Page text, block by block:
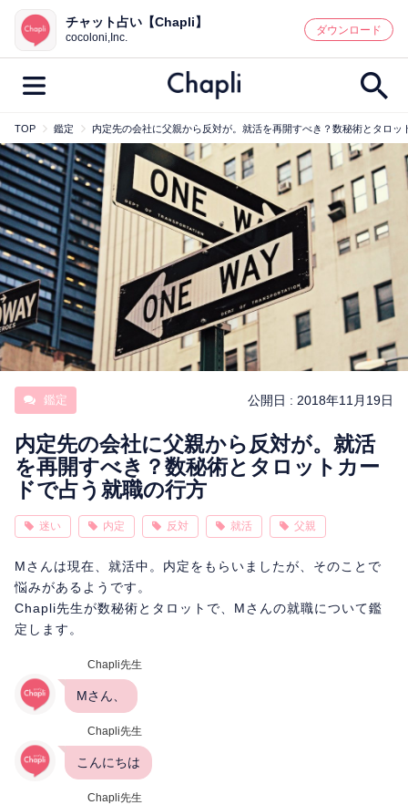
鑑定記事・占い師検索
最新記事一覧
人気記事一覧
カテゴリー別
鑑定 占い師 キャンペーン
キーワード別
彼の気持ち 恋の行方 時期
今週の運勢 彼氏 片思い 結婚
相性
チャット占い【Chapli】
cocoloni,Inc.
ダウンロード
TOP 鑑定 内定先の会社に父親から反対が。就活を再開すべき？数秘術とタロッ
鑑定 公開日 : 2018年11月19日
内定先の会社に父親から反対が。就活
を再開すべき？数秘術とタロットカー
ドで占う就職の行方
迷い 内定 反対 就活 父親
Mさんは現在、就活中。内定をもらいましたが、そのことで
悩みがあるようです。
Chapli先生が数秘術とタロットで、Mさんの就職について鑑
定します。
Chapli先生
Mさん、
Chapli先生
こんにちは
Chapli先生